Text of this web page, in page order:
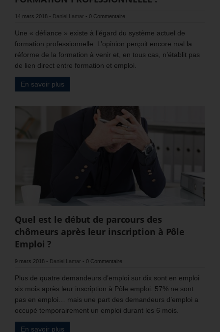
14 mars 2018 - Daniel Lamar - 0 Commentaire
Une « défiance » existe à l’égard du système actuel de
formation professionnelle. L’opinion perçoit encore mal la
réforme de la formation à venir et, en tous cas, n’établit pas
de lien direct entre formation et emploi.
En savoir plus
Quel est le début de parcours des
chômeurs après leur inscription à Pôle
Emploi ?
9 mars 2018 - Daniel Lamar - 0 Commentaire
Plus de quatre demandeurs d’emploi sur dix sont en emploi
six mois après leur inscription à Pôle emploi. 57% ne sont
pas en emploi… mais une part des demandeurs d’emploi a
occupé temporairement un emploi durant les 6 mois.
En savoir plus